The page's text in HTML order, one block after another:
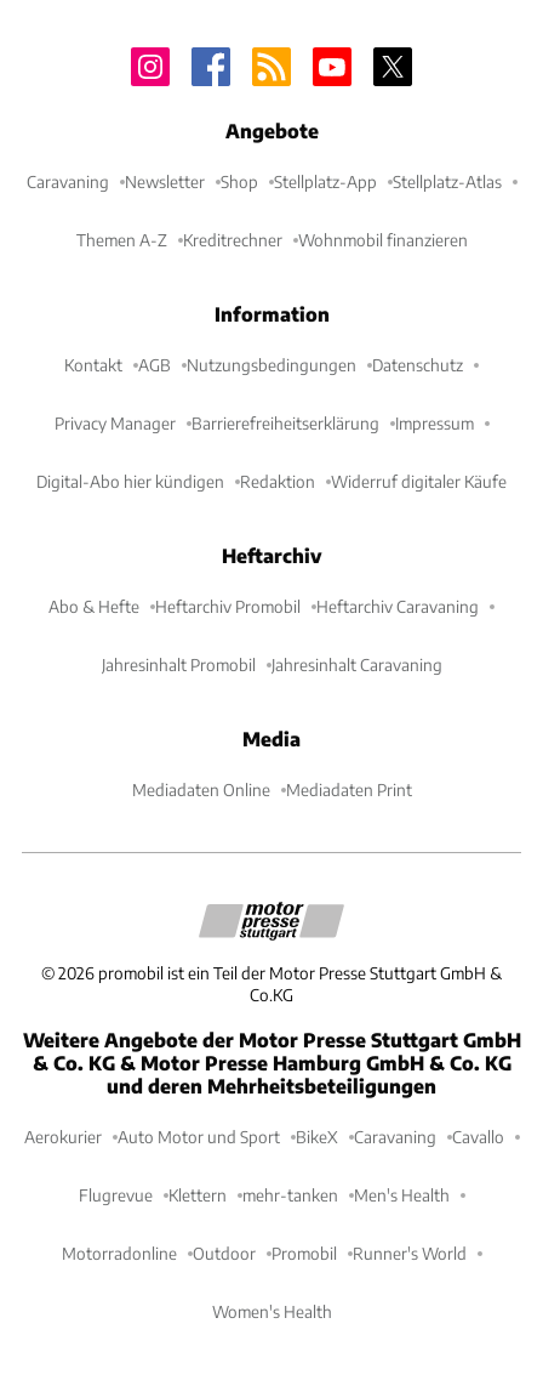
Angebote
Caravaning Newsletter Shop Stellplatz-App Stellplatz-Atlas
Themen A-Z Kreditrechner Wohnmobil finanzieren
Information
Kontakt AGB Nutzungsbedingungen Datenschutz
Privacy Manager Barrierefreiheitserklärung Impressum
Digital-Abo hier kündigen Redaktion Widerruf digitaler Käufe
Heftarchiv
Abo & Hefte Heftarchiv Promobil Heftarchiv Caravaning
Jahresinhalt Promobil Jahresinhalt Caravaning
Media
Mediadaten Online Mediadaten Print
©2026 promobil ist ein Teil der Motor Presse Stuttgart GmbH &
Co.KG
Weitere Angebote der Motor Presse Stuttgart GmbH
& Co. KG & Motor Presse Hamburg GmbH & Co. KG
und deren Mehrheitsbeteiligungen
Aerokurier Auto Motor und Sport BikeX Caravaning Cavallo
Flugrevue Klettern mehr-tanken Men's Health
Motorradonline Outdoor Promobil Runner's World
Women's Health